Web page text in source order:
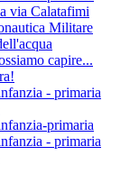
via Calatafimi
Militare
capire...
- primaria
primaria
- primaria